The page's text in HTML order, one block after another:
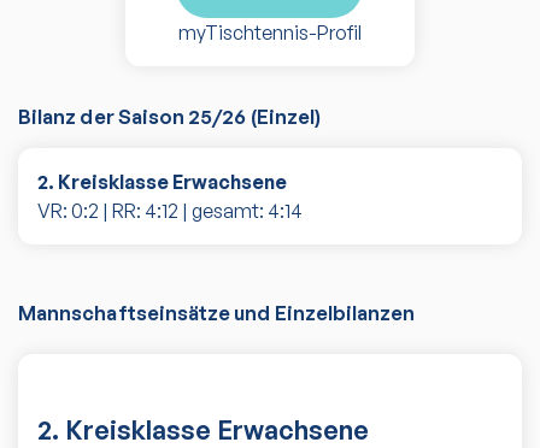
myTischtennis-Profil
Bilanz der Saison 25/26 (Einzel)
2. Kreisklasse Erwachsene
VR: 0:2 | RR: 4:12 | gesamt: 4:14
Mannschaftseinsätze und Einzelbilanzen
2. Kreisklasse Erwachsene